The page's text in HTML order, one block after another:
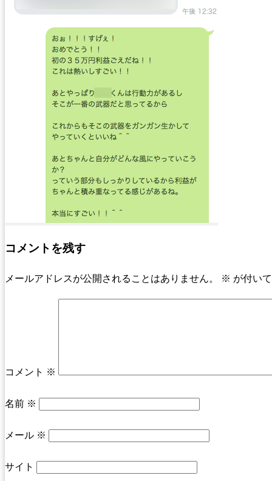
コメントを残す
メールアドレスが公開されることはありません。 ※ が付い
コメント ※
名前 ※
メール ※
サイト